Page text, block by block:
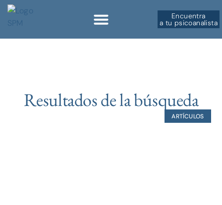
Encuentra
a tu psicoanalista
Resultados de la búsqueda
ARTÍCULOS